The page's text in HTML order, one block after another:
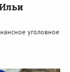
уголовное